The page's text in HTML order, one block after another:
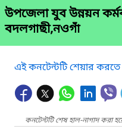
উপজেলা যুব উন্নয়ন
বদলগাছী,নওগাঁ
এই কনটেন্টটি শেয়ার
কনটেন্টটি শেষ হাল-নাগাদ করা